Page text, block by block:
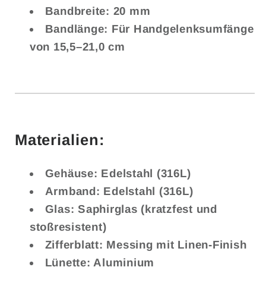
Bandbreite: 20 mm
Bandlänge: Für Handgelenksumfänge
von 15,5–21,0 cm
Materialien:
Gehäuse: Edelstahl (316L)
Armband: Edelstahl (316L)
Glas: Saphirglas (kratzfest und
stoßresistent)
Zifferblatt: Messing mit Linen-Finish
Lünette: Aluminium